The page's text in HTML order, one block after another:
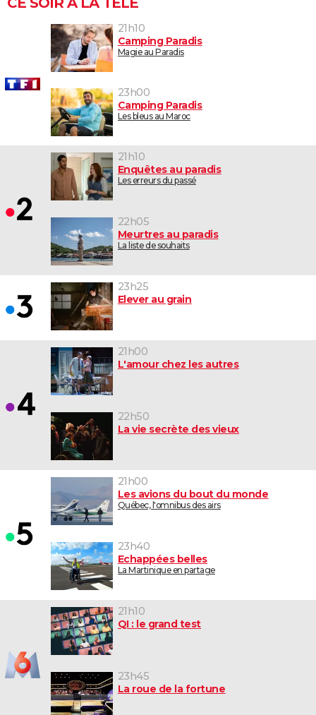
21h10
Camping Paradis
Magie au Paradis
23h00
Camping Paradis
Les bleus au Maroc
21h10
Enquêtes au paradis
Les erreurs du passé
22h05
Meurtres au paradis
La liste de souhaits
23h25
Elever au grain
21h00
L'amour chez les autres
22h50
La vie secrète des vieux
21h00
Les avions du bout du monde
Québec, l'omnibus des airs
23h40
Echappées belles
La Martinique en partage
21h10
QI : le grand test
23h45
La roue de la fortune